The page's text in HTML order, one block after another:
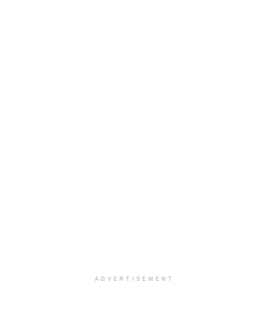
ADVERTISEMENT